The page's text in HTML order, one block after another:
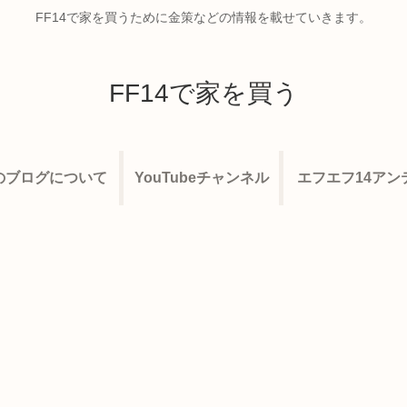
FF14で家を買うために金策などの情報を載せていきます。
FF14で家を買う
ブログについて YouTubeチャンネル エフエフ14アン